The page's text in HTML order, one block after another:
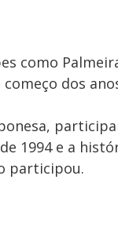
i
d
e
como
dos
1994 e a
participou.